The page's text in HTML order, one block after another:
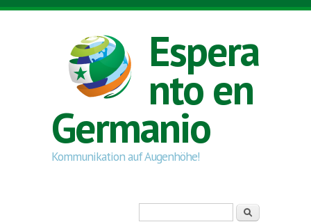
Skip to main content
Espera
nto en
Germanio
Kommunikation auf Augenhöhe!